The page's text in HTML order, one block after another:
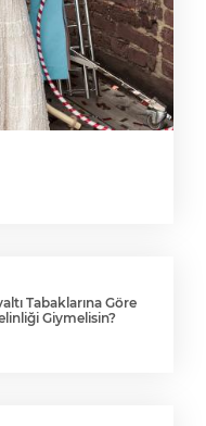
Tabaklarına Göre
Giymelisin?